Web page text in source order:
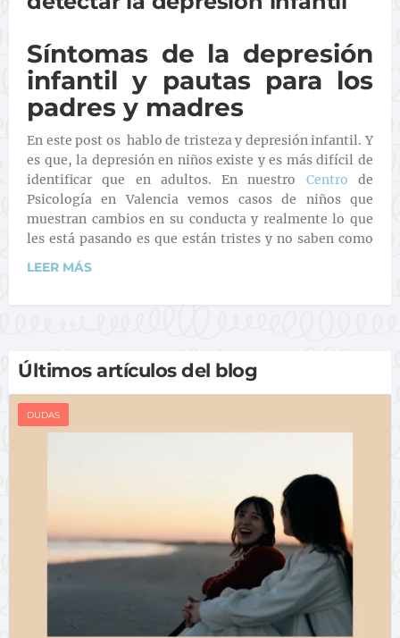
Síntomas de la depresión
infantil y pautas para los
padres y madres
En este post os hablo de tristeza y depresión infantil. Y
es que, la depresión en niños existe y es más difícil de
identificar que en adultos. En nuestro Centro de
Psicología en Valencia vemos casos de niños que
muestran cambios en su conducta y realmente lo que
les está pasando es que están tristes y no saben como
LEER MÁS
Últimos artículos del blog
DUDAS